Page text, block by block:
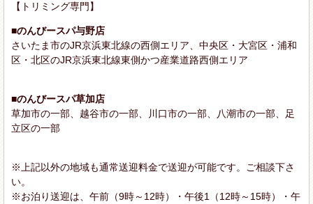
【トリミング専門】
■のんびースパ与野店
さいたま市のJR京浜東北線の西側エリア、中央区・大宮区・浦和
区・北区のJR京浜東北線東側かつ産業道路西側エリア
■のんびースパ草加店
草加市の一部、越谷市の一部、川口市の一部、八潮市の一部、足
立区の一部
※上記以外の地域も通常送迎料金で送迎が可能です。ご相談下さ
い。
※お泊り送迎は、午前（9時～12時）・午後1（12時～15時）・午